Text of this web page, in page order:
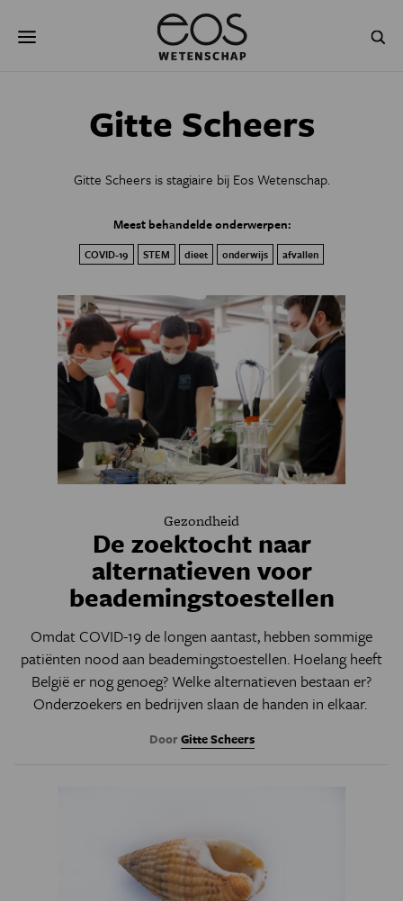
naar
GEZONDHEID RUIMTE
NATUURWETENSCHAPPEN GESCHIEDENIS
PSYCHE & BREIN BLOGS
JONGE UITDAGERS
Gitte Scheers
Gitte Scheers is stagiaire bij Eos Wetenschap.
Meest behandelde onderwerpen:
COVID-19 STEM dieet onderwijs afvallen
Gezondheid
De zoektocht naar
alternatieven voor
beademingstoestellen
Omdat COVID-19 de longen aantast, hebben sommige
patiënten nood aan beademingstoestellen. Hoelang heeft
België er nog genoeg? Welke alternatieven bestaan er?
Onderzoekers en bedrijven slaan de handen in elkaar.
DoorGitte Scheers